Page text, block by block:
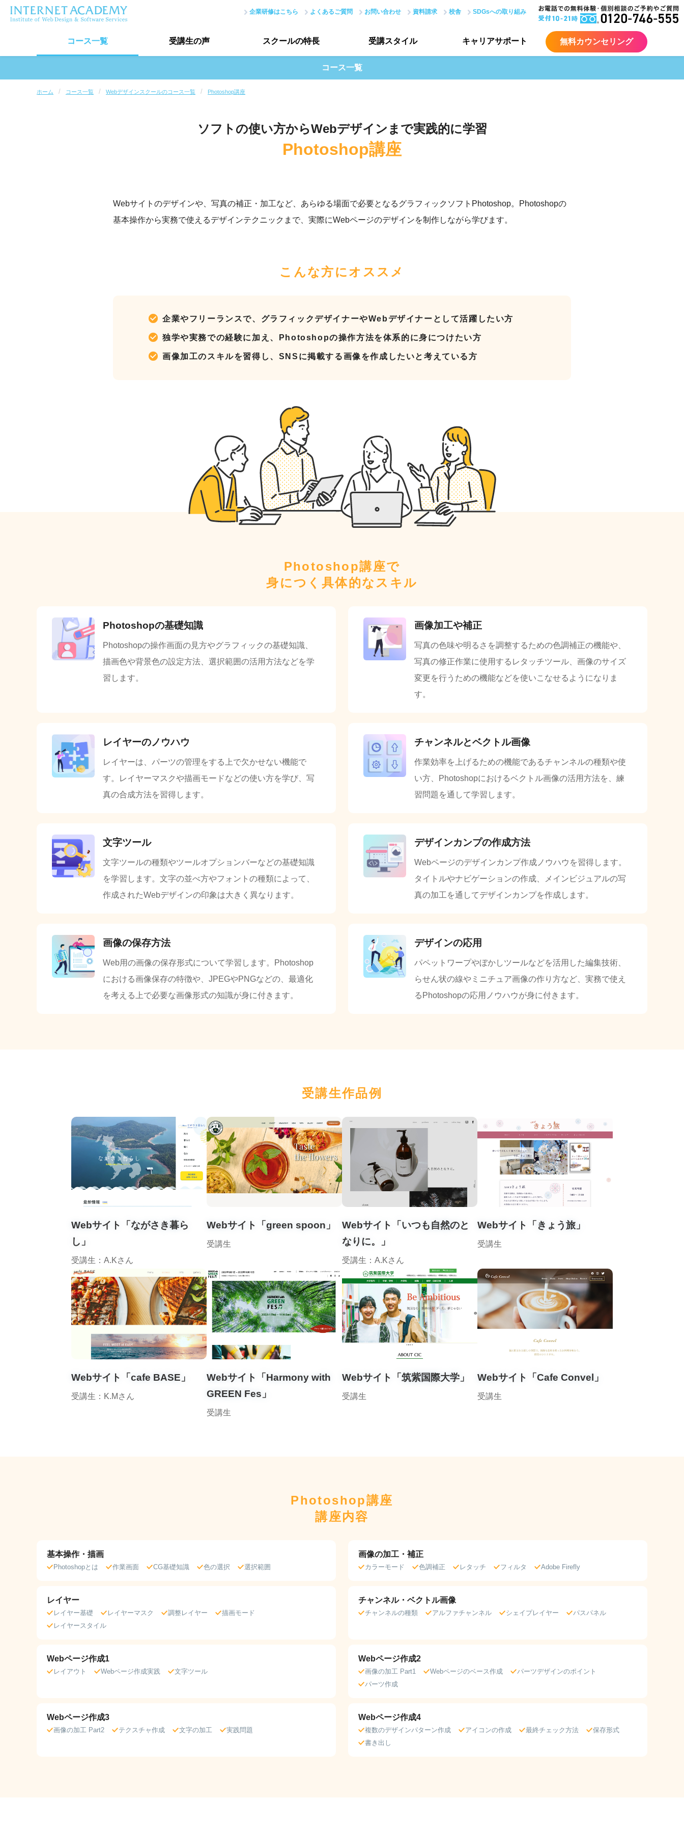
企業研修はこちら よくあるご質問 お問い合わせ 資料請求 校舎 SDGsへの取り組み
コース一覧 受講生の声
受講生の声トップ
受講生インタビュー
スクールの特長
スクールの特長トップ
現場のノウハウ
最新で正確なスキル
受講スタイル
受講スタイルトップ
授業評価アンケート
キャリアサポート 無料カウンセリング
コース一覧
ホーム コース一覧 Webデザインスクールのコース一覧 Photoshop講座
ソフトの使い方からWebデザインまで実践的に学習
Photoshop講座
Webサイトのデザインや、写真の補正・加工など、あらゆる場面で必要となるグラフィックソフトPhotoshop。Photoshopの
基本操作から実務で使えるデザインテクニックまで、実際にWebページのデザインを制作しながら学びます。
こんな方にオススメ
企業やフリーランスで、グラフィックデザイナーやWebデザイナーとして活躍したい方
独学や実務での経験に加え、Photoshopの操作方法を体系的に身につけたい方
画像加工のスキルを習得し、SNSに掲載する画像を作成したいと考えている方
Photoshop講座で
身につく具体的なスキル
Photoshopの基礎知識
Photoshopの操作画面の見方やグラフィックの基礎知識、
描画色や背景色の設定方法、選択範囲の活用方法などを学
習します。
画像加工や補正
写真の色味や明るさを調整するための色調補正の機能や、
写真の修正作業に使用するレタッチツール、画像のサイズ
変更を行うための機能などを使いこなせるようになりま
す。
レイヤーのノウハウ
レイヤーは、パーツの管理をする上で欠かせない機能で
す。レイヤーマスクや描画モードなどの使い方を学び、写
真の合成方法を習得します。
チャンネルとベクトル画像
作業効率を上げるための機能であるチャンネルの種類や使
い方、Photoshopにおけるベクトル画像の活用方法を、練
習問題を通して学習します。
文字ツール
文字ツールの種類やツールオプションバーなどの基礎知識
を学習します。文字の並べ方やフォントの種類によって、
作成されたWebデザインの印象は大きく異なります。
デザインカンプの作成方法
Webページのデザインカンプ作成ノウハウを習得します。
タイトルやナビゲーションの作成、メインビジュアルの写
真の加工を通してデザインカンプを作成します。
画像の保存方法
Web用の画像の保存形式について学習します。Photoshop
における画像保存の特徴や、JPEGやPNGなどの、最適化
を考える上で必要な画像形式の知識が身に付きます。
デザインの応用
パペットワープやぼかしツールなどを活用した編集技術、
らせん状の線やミニチュア画像の作り方など、実務で使え
るPhotoshopの応用ノウハウが身に付きます。
受講生作品例
Webサイト「ながさき暮ら
し」
受講生：A.Kさん
Webサイト「green spoon」
受講生
Webサイト「いつも自然のと
なりに。」
受講生：A.Kさん
Webサイト「きょう旅」
受講生
Webサイト「cafe BASE」
受講生：K.Mさん
Webサイト「Harmony with
GREEN Fes」
受講生
Webサイト「筑紫国際大学」
受講生
Webサイト「Cafe Convel」
受講生
Photoshop講座
講座内容
基本操作・描画
Photoshopとは 作業画面 CG基礎知識 色の選択 選択範囲
画像の加工・補正
カラーモード 色調補正 レタッチ フィルタ Adobe Firefly
レイヤー
レイヤー基礎 レイヤーマスク 調整レイヤー
描画モード
レイヤースタイル
チャンネル・ベクトル画像
チャンネルの種類 アルファチャンネル シェイプレイヤー パスパネル
Webページ作成1
レイアウト Webページ作成実践 文字ツール
Webページ作成2
画像の加工 Part1 Webページのベース作成
パーツデザインのポイント
パーツ作成
Webページ作成3
画像の加工 Part2 テクスチャ作成 文字の加工 実践問題
Webページ作成4
複数のデザインパターン作成 アイコンの作成 最終チェック方法
保存形式
書き出し